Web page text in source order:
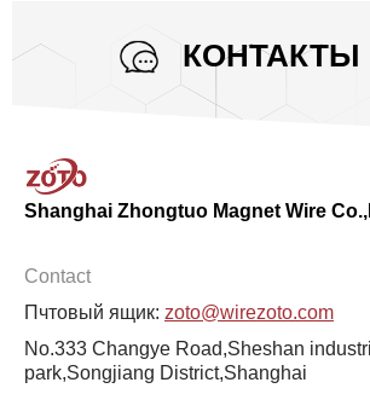
КОНТАКТЫ
Shanghai Zhongtuo Magnet Wire
Contact
Пчтовый ящик: zoto@wirezoto.com
No.333 Changye Road,Sheshan
park,Songjiang District,Shanghai